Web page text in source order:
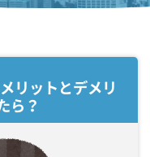
リットとデメリ
ら？